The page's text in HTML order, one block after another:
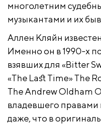
многолетним
музыкантами и их
Аллен Кляйн
Именно он в 1990-х
взявших для «Bitter
«The Last Time» The
The Andrew Oldham
владевшего правами
даже, что в